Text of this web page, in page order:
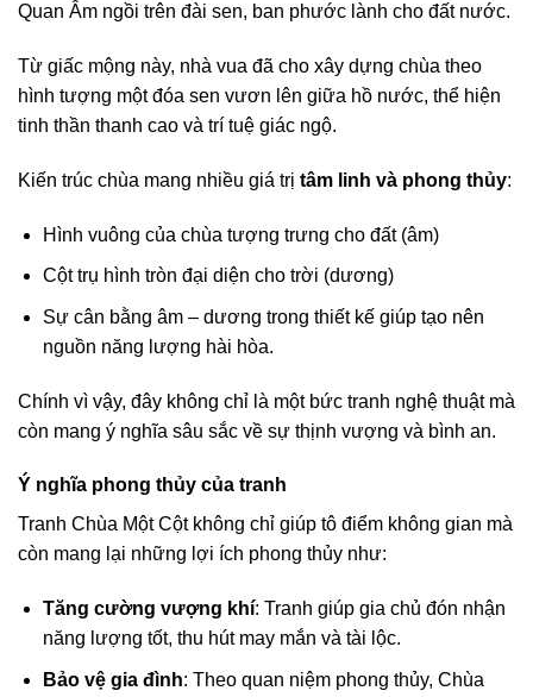
Quan Âm ngồi trên đài sen, ban phước lành cho đất nước.
Từ giấc mộng này, nhà vua đã cho xây dựng chùa theo
hình tượng một đóa sen vươn lên giữa hồ nước, thể hiện
tinh thần thanh cao và trí tuệ giác ngộ.
Kiến trúc chùa mang nhiều giá trị tâm linh và phong thủy:
Hình vuông của chùa tượng trưng cho đất (âm)
Cột trụ hình tròn đại diện cho trời (dương)
Sự cân bằng âm – dương trong thiết kế giúp tạo nên
nguồn năng lượng hài hòa.
Chính vì vậy, đây không chỉ là một bức tranh nghệ thuật mà
còn mang ý nghĩa sâu sắc về sự thịnh vượng và bình an.
Ý nghĩa phong thủy của tranh
Tranh Chùa Một Cột không chỉ giúp tô điểm không gian mà
còn mang lại những lợi ích phong thủy như:
Tăng cường vượng khí: Tranh giúp gia chủ đón nhận
năng lượng tốt, thu hút may mắn và tài lộc.
Bảo vệ gia đình: Theo quan niệm phong thủy, Chùa